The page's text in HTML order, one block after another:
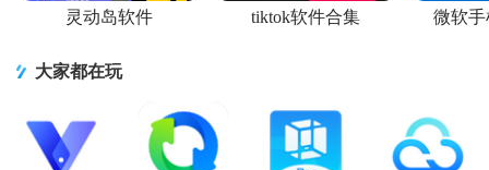
灵动岛软件 tiktok软件合集 微软手
大家都在玩